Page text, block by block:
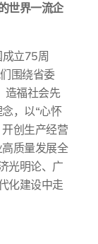
世界一流企
立75周
围绕省委
造福社会先
，以“心怀
创生产经营
质量发展全
光明论、广
化建设中走